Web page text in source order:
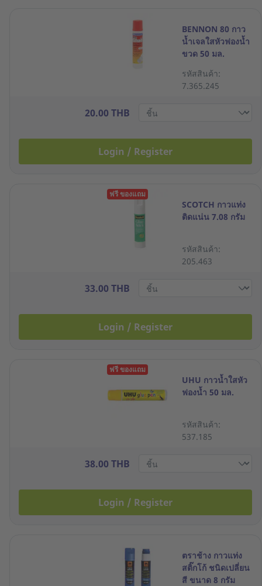
BENNON 80 กาว
น้ำเจลใสหัวฟองน้ำ
ขวด 50 มล.
รหัสสินค้า:
7.365.245
20.00 THB
Login / Register
ฟรี ของแถม
SCOTCH กาวแท่ง
ติดแน่น 7.08 กรัม
รหัสสินค้า:
205.463
33.00 THB
Login / Register
ฟรี ของแถม
UHU กาวน้ำใสหัว
ฟองน้ำ 50 มล.
รหัสสินค้า:
537.185
38.00 THB
Login / Register
ตราช้าง กาวแท่ง
สติ๊กโก้ ชนิดเปลี่ยน
สี ขนาด 8 กรัม